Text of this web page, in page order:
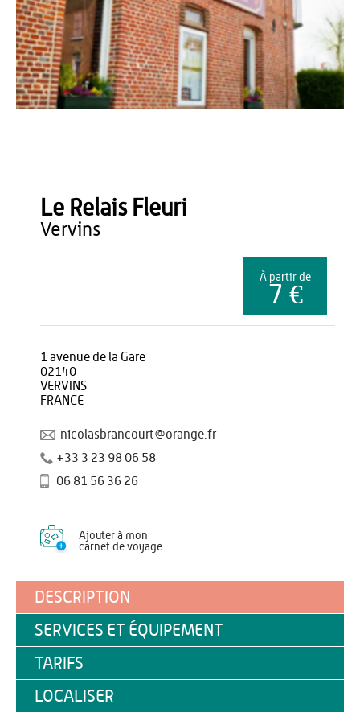
Le Relais Fleuri
vervins
À partir de
7 €
1 avenue de la Gare
02140
VERVINS
FRANCE
nicolasbrancourt@orange.fr
+33 3 23 98 06 58
06 81 56 36 26
Ajouter à mon
carnet de voyage
DESCRIPTION
SERVICES ET ÉQUIPEMENT
TARIFS
LOCALISER